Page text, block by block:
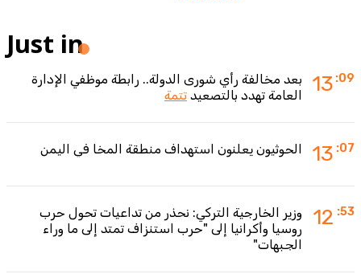
Just in
13 :09
بعد مخالفة رأي شورى الدولة.. رابطة موظفي الإدارة
العامة تهدد بالتصعيد تتمة
13 :07 الحوثيون يعلنون استهداف منطقة المخا في اليمن
12 :53
وزير الخارجية التركي: نحذر من تداعيات تحول حرب
روسيا وأكرانيا إلى "حرب استنزاف تمتد إلى ما وراء
الجبهات"